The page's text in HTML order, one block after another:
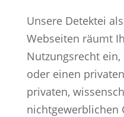
Unsere Detektei
Webseiten räumt
Nutzungsrecht
oder einen
privaten,
nichtgewerblichen